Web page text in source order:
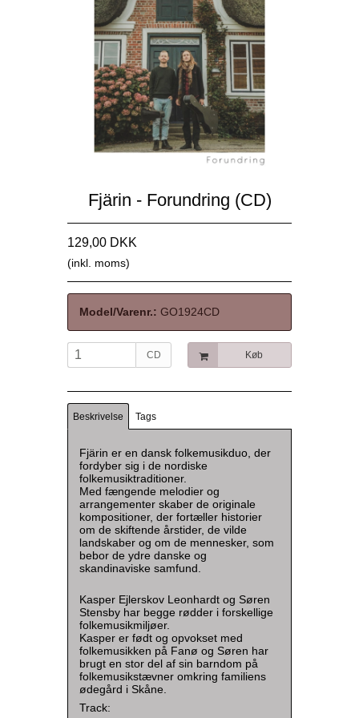
Fjärin - Forundring (CD)
129,00 DKK
(inkl. moms)
Model/Varenr.: GO1924CD
CD Køb
Beskrivelse Tags
Fjärin er en dansk folkemusikduo, der
fordyber sig i de nordiske
folkemusiktraditioner.
Med fængende melodier og
arrangementer skaber de originale
kompositioner, der fortæller historier
om de skiftende årstider, de vilde
landskaber og om de mennesker, som
bebor de ydre danske og
skandinaviske samfund.
Kasper Ejlerskov Leonhardt og Søren
Stensby har begge rødder i forskellige
folkemusikmiljøer.
Kasper er født og opvokset med
folkemusikken på Fanø og Søren har
brugt en stor del af sin barndom på
folkemusikstævner omkring familiens
ødegård i Skåne.
Track: